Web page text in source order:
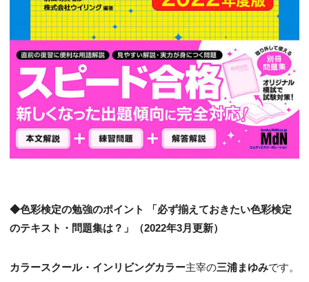
◆色彩検定の勉強のポイント 「必ず揃えておきたい色彩検定
のテキスト・問題集は？」（2022年3月更新）
カラースクール・インリビングカラー主宰の三浦まゆみです。